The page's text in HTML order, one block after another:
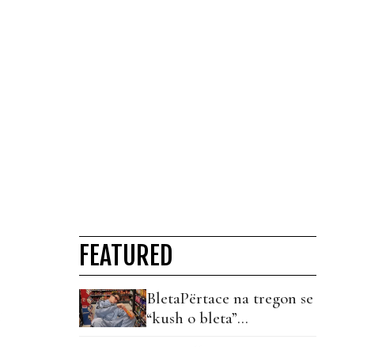
FEATURED
BletaPërtace na tregon se
“kush o bleta”…